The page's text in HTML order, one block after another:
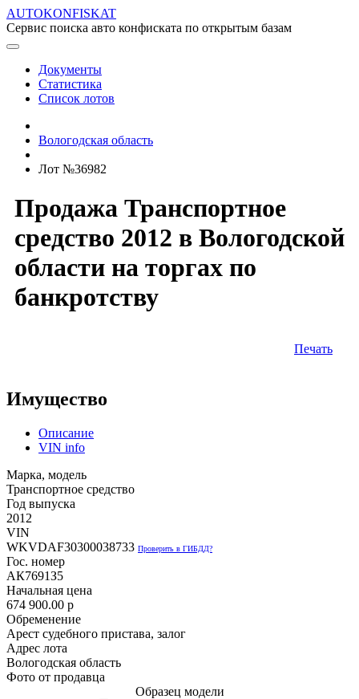
AUTOKONFISKAT
Сервис поиска авто конфиската по открытым базам
Документы
Статистика
Список лотов
Вологодская область
Лот №36982
Продажа Транспортное
средство 2012 в Вологодской
области на торгах по
банкротству
Печать
Имущество
Описание
VIN info
Марка, модель
Транспортное средство
Год выпуска
2012
VIN
WKVDAF30300038733 Проверить в ГИБДД?
Гос. номер
АК7691З5
Начальная цена
674 900.00 p
Обременение
Арест судебного пристава, залог
Адрес лота
Вологодская область
Фото от продавца
Образец модели